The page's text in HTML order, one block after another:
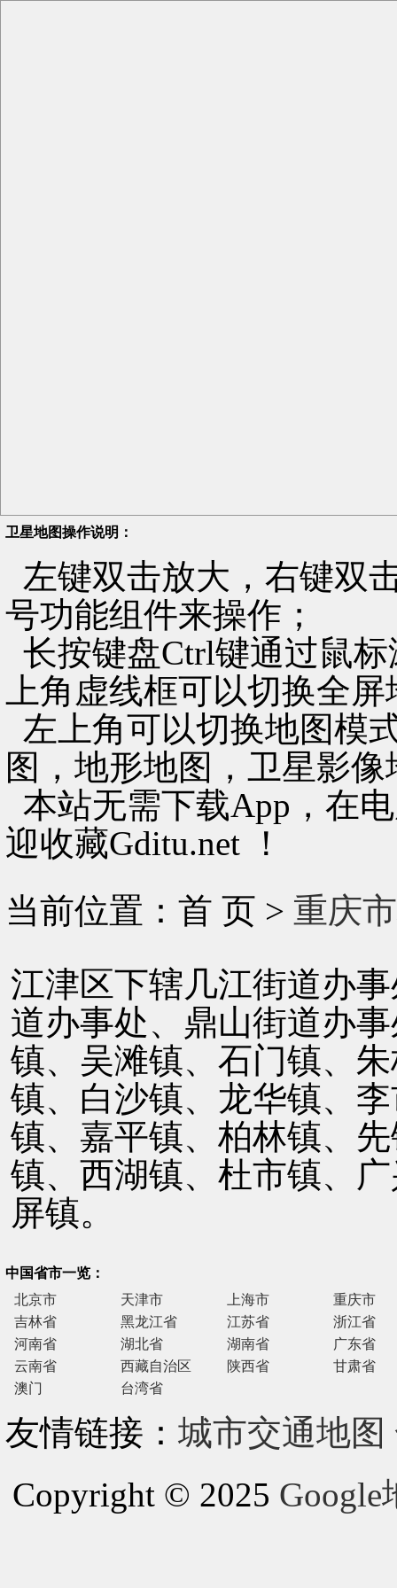
卫星地图操作说明：
左键双击放大，右键双
号功能组件来操作；
长按键盘Ctrl键通过鼠
上角虚线框可以切换全
左上角可以切换地图模
图，地形地图，卫星影像
本站无需下载App，在
迎收藏Gditu.net ！
当前位置：首 页 > 重庆
江津区下辖几江街道办
道办事处、鼎山街道办
镇、吴滩镇、石门镇、
镇、白沙镇、龙华镇、
镇、嘉平镇、柏林镇、
镇、西湖镇、杜市镇、
屏镇。
中国省市一览：
北京市
天津市 上海市
重庆市
吉林省
黑龙江省 江苏省
浙江省
河南省
湖北省 湖南省
广东省
云南省
西藏自治区 陕西省
甘肃省
澳门
台湾省
友情链接： 城市交通地图
Copyright © 2025 Google